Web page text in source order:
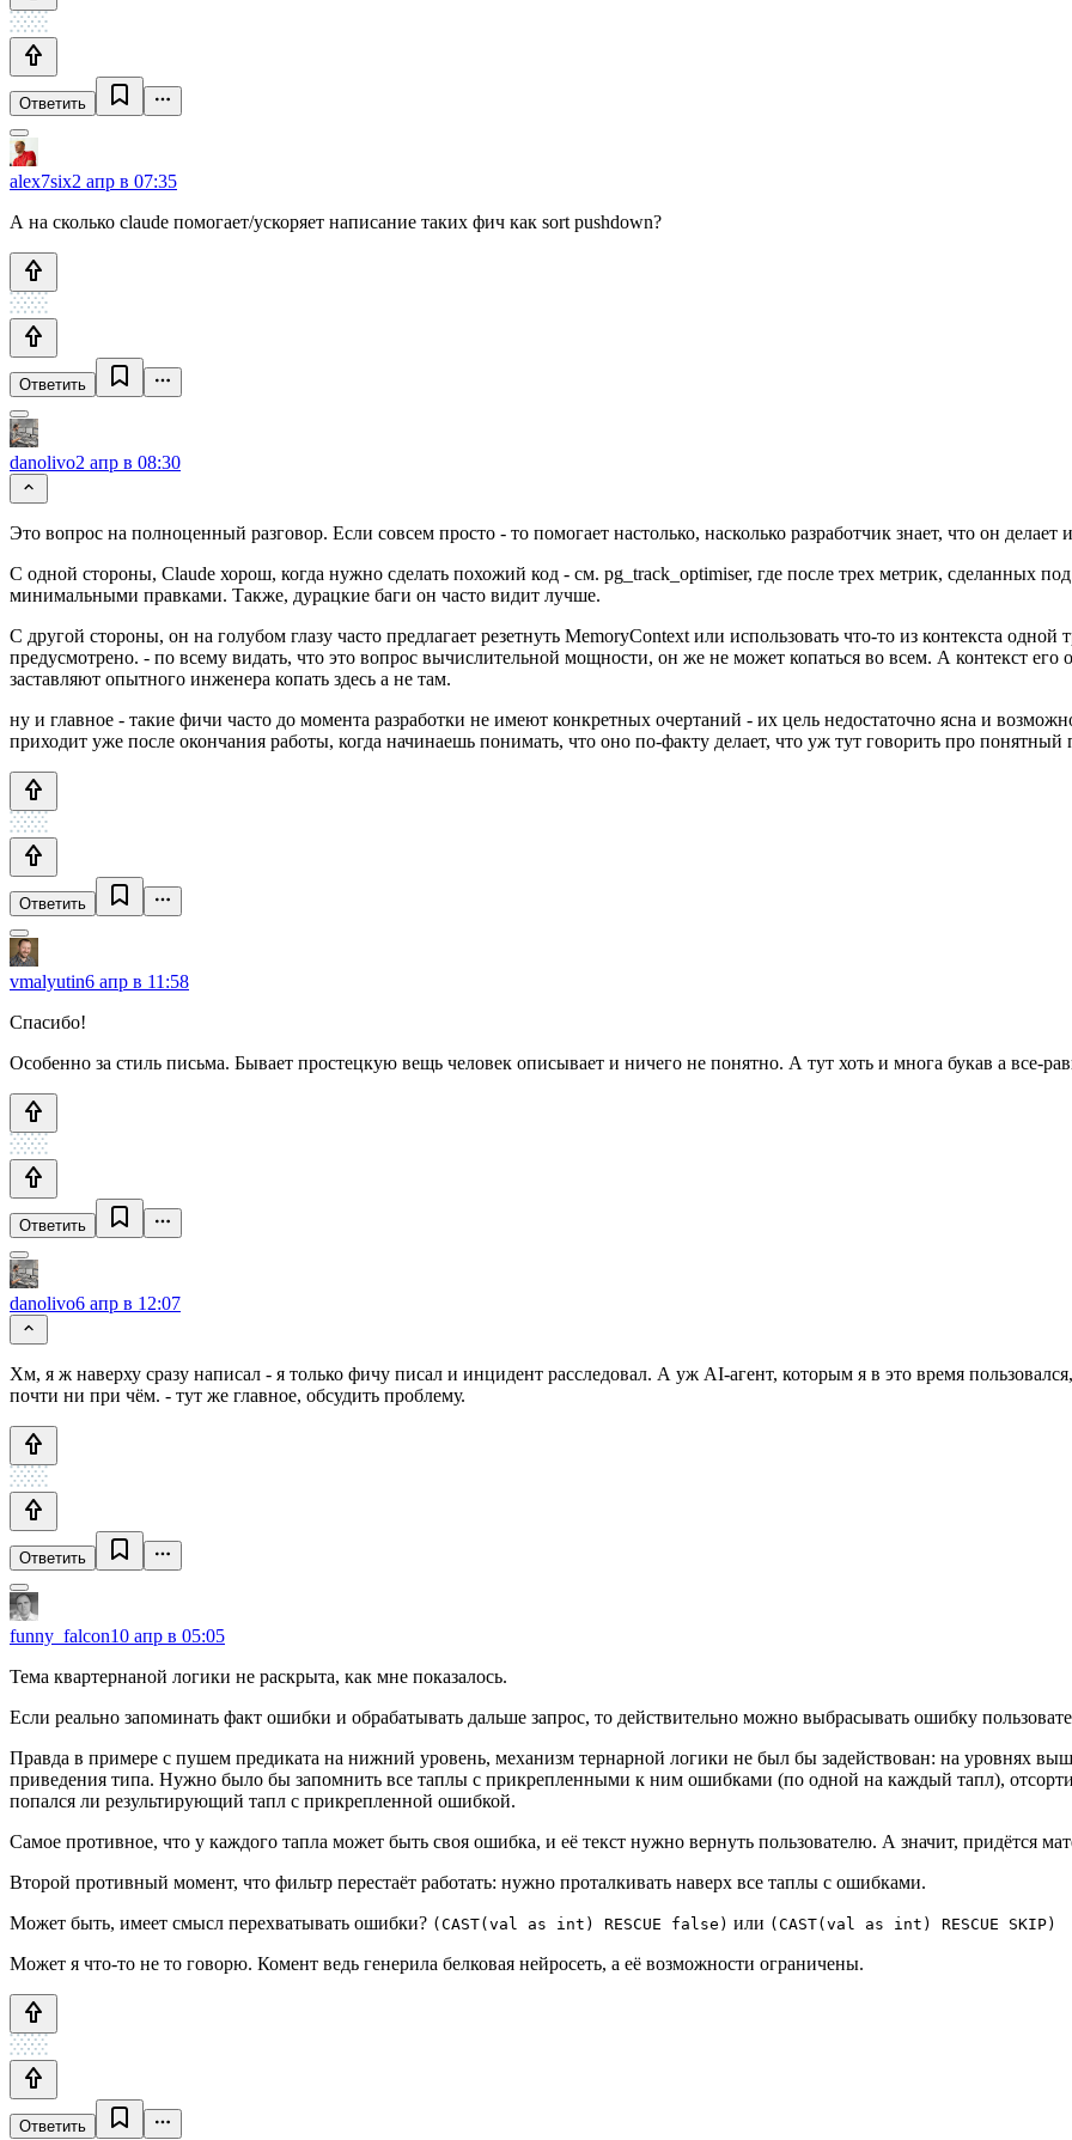
Ответить
alex7six2 апр в 07:35
А на сколько claude помогает/ускоряет написание таких фич как sort pushdown?
Ответить
danolivo2 апр в 08:30
Это вопрос на полноценный разговор. Если совсем просто - то помогает настолько, насколько разработчик знает, что он
С одной стороны, Claude хорош, когда нужно сделать похожий код - см. pg_track_optimiser, где после трех метрик, сделанных
минимальными правками. Также, дурацкие баги он часто видит лучше.
С другой стороны, он на голубом глазу часто предлагает резетнуть MemoryContext или использовать что-то из контекста
предусмотрено. - по всему видать, что это вопрос вычислительной мощности, он же не может копаться во всем. А контекст
заставляют опытного инженера копать здесь а не там.
ну и главное - такие фичи часто до момента разработки не имеют конкретных очертаний - их цель недостаточно ясна и
приходит уже после окончания работы, когда начинаешь понимать, что оно по-факту делает, что уж тут говорить про понятный
Ответить
vmalyutin6 апр в 11:58
Спасибо!
Особенно за стиль письма. Бывает простецкую вещь человек описывает и ничего не понятно. А тут хоть и многа букав а все-
Ответить
danolivo6 апр в 12:07
Хм, я ж наверху сразу написал - я только фичу писал и инцидент расследовал. А уж AI-агент, которым я в это время
почти ни при чём. - тут же главное, обсудить проблему.
Ответить
funny_falcon10 апр в 05:05
Тема квартернаной логики не раскрыта, как мне показалось.
Если реально запоминать факт ошибки и обрабатывать дальше запрос, то действительно можно выбрасывать ошибку
Правда в примере с пушем предиката на нижний уровень, механизм тернарной логики не был бы задействован: на уровнях
приведения типа. Нужно было бы запомнить все таплы с прикрепленными к ним ошибками (по одной на каждый тапл),
попался ли результирующий тапл с прикрепленной ошибкой.
Самое противное, что у каждого тапла может быть своя ошибка, и её текст нужно вернуть пользователю. А значит, придётся
Второй противный момент, что фильтр перестаёт работать: нужно проталкивать наверх все таплы с ошибками.
Может быть, имеет смысл перехватывать ошибки? (CAST(val as int) RESCUE false) или (CAST(val as int) RESCUE SKIP)
Может я что-то не то говорю. Комент ведь генерила белковая нейросеть, а её возможности ограничены.
Ответить